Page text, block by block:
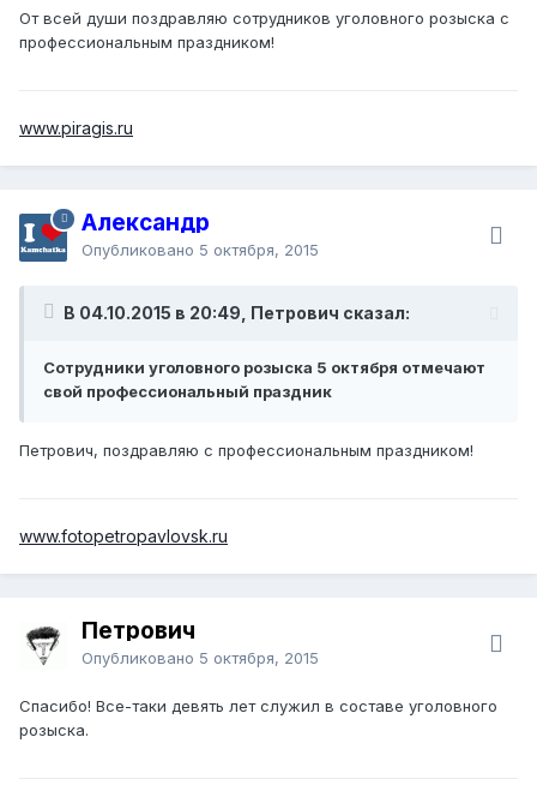
От всей души поздравляю сотрудников уголовного розыска с
профессиональным праздником!
www.piragis.ru
Александр
Опубликовано 5 октября, 2015
В 04.10.2015 в 20:49, Петрович сказал:
Сотрудники уголовного розыска 5 октября отмечают
свой профессиональный праздник
Петрович, поздравляю с профессиональным праздником!
www.fotopetropavlovsk.ru
Петрович
Опубликовано 5 октября, 2015
Спасибо! Все-таки девять лет служил в составе уголовного
розыска.